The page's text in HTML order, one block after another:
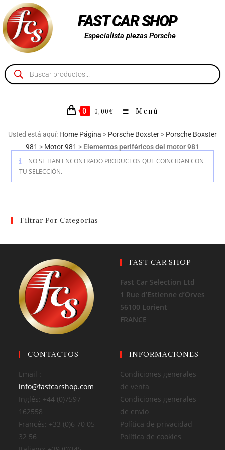
FAST CAR SHOP
Especialista piezas Porsche
0 0,00 € Menú
Usted está aquí: Home Página > Porsche Boxster > Porsche Boxster
981 > Motor 981 > Elementos periféricos del motor 981
NO SE HAN ENCONTRADO PRODUCTOS QUE COINCIDAN CON
TU SELECCIÓN.
Filtrar Por Categorías
FAST CAR SHOP
Fast Car Selection Ltd
1 Rue d’Estienne d’Orves
56100 Lorient
FRANCE
CONTACTOS
Email :
info@fastcarshop.com
Inglés: +44 (0)7597
162558
Francés: +33 (0)6 70 05
32 56
INFORMACIONES
Condiciones generales
de venta
Condiciones generales
de envío
Política de privacidad
Política de cookies